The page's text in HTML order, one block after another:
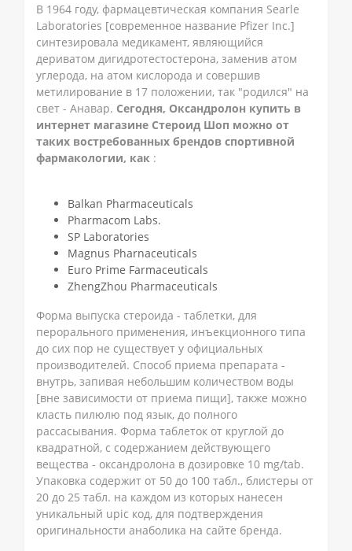
В 1964 году, фармацевтическая компания Searle
Laboratories [современное название Pfizer Inc.]
синтезировала медикамент, являющийся
дериватом дигидротестостерона, заменив атом
углерода, на атом кислорода и совершив
метилирование в 17 положении, так "родился" на
свет - Анавар. Сегодня, Оксандролон купить в
интернет магазине Стероид Шоп можно от
таких востребованных брендов спортивной
фармакологии, как:
Balkan Pharmaceuticals
Pharmacom Labs.
SP Laboratories
Magnus Pharnaceuticals
Euro Prime Farmaceuticals
ZhengZhou Pharmaceuticals
Форма выпуска стероида - таблетки, для
перорального применения, инъекционного типа
до сих пор не существует у официальных
производителей. Способ приема препарата -
внутрь, запивая небольшим количеством воды
[вне зависимости от приема пищи], также можно
класть пилюлю под язык, до полного
рассасывания. Форма таблеток от круглой до
квадратной, с содержанием действующего
вещества - оксандролона в дозировке 10 mg/tab.
Упаковка содержит от 50 до 100 табл., блистеры от
20 до 25 табл. на каждом из которых нанесен
уникальный upic код, для подтверждения
оригинальности анаболика на сайте бренда.